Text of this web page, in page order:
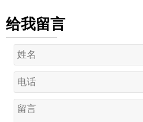
给我留言